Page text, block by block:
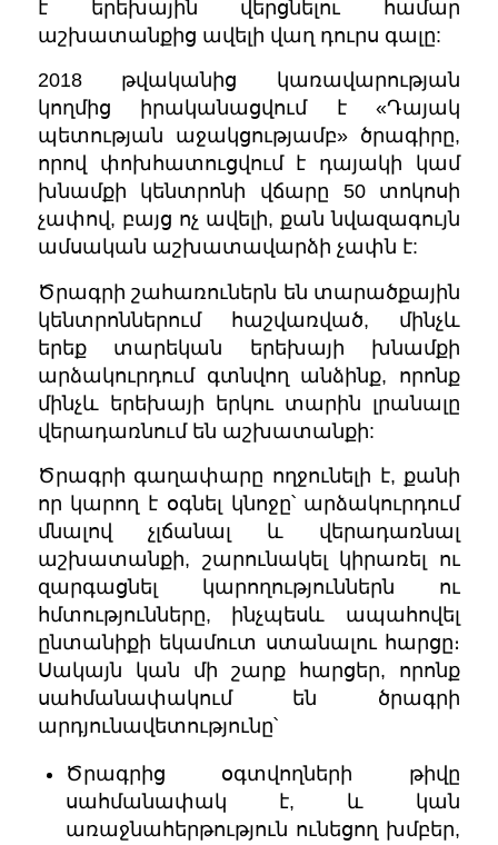
է երեխային վերցնելու համար
աշխատանքից ավելի վաղ դուրս գալը:
2018 թվականից կառավարության
կողմից իրականացվում է «Դայակ
պետության աջակցությամբ» ծրագիրը,
որով փոխհատուցվում է դայակի կամ
խնամքի կենտրոնի վճարը 50 տոկոսի
չափով, բայց ոչ ավելի, քան նվազագույն
ամսական աշխատավարձի չափն է:
Ծրագրի շահառուներն են տարածքային
կենտրոններում հաշվառված, մինչև
երեք տարեկան երեխայի խնամքի
արձակուրդում գտնվող անձինք, որոնք
մինչև երեխայի երկու տարին լրանալը
վերադառնում են աշխատանքի:
Ծրագրի գաղափարը ողջունելի է, քանի
որ կարող է օգնել կնոջը՝ արձակուրդում
մնալով չլճանալ և վերադառնալ
աշխատանքի, շարունակել կիրառել ու
զարգացնել կարողություններն ու
հմտությունները, ինչպեսև ապահովել
ընտանիքի եկամուտ ստանալու հարցը։
Սակայն կան մի շարք հարցեր, որոնք
սահմանափակում են ծրագրի
արդյունավետությունը՝
Ծրագրից օգտվողների թիվը
սահմանափակ է, և կան
առաջնահերթություն ունեցող խմբեր,